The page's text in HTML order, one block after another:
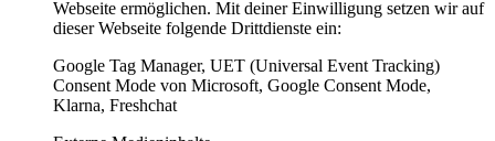
Webseite ermöglichen. Mit deiner Einwilligung setzen wir auf
dieser Webseite folgende Drittdienste ein:
Google Tag Manager, UET (Universal Event Tracking)
Consent Mode von Microsoft, Google Consent Mode,
Klarna, Freshchat